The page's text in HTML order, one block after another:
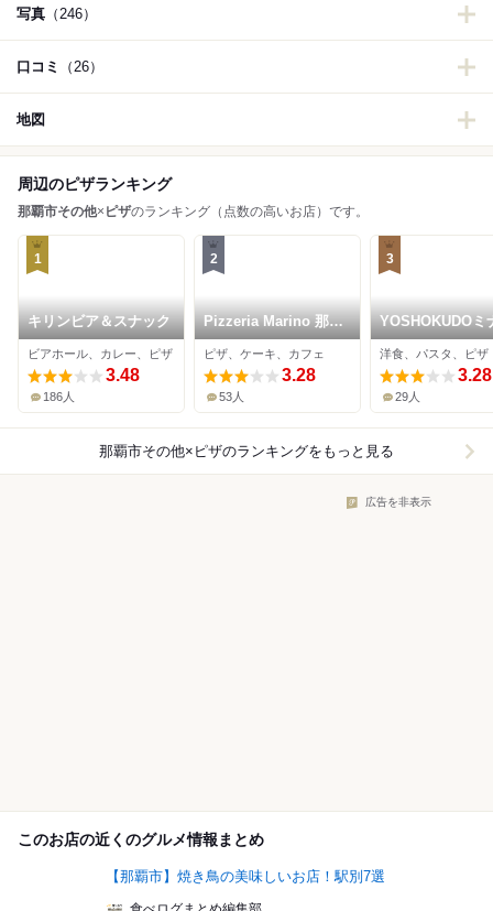
写真 （246）
口コミ （26）
地図
周辺のピザランキング
那覇市その他× ピザのランキング（点数の高いお店）です。
1
キリンビア＆スナック
ビアホール、カレー、ピザ
3.48
186人
2
Pizzeria Marino 那覇
メインプレイス店
ピザ、ケーキ、カフェ
3.28
53人
3
YOSHOKUDOミ
ヤ 浦添店
洋食、パスタ、ピザ
3.28
29人
那覇市その他×ピザのランキングをもっと見る
広告を非表示
このお店の近くのグルメ情報まとめ
【那覇市】焼き鳥の美味しいお店！駅別7選